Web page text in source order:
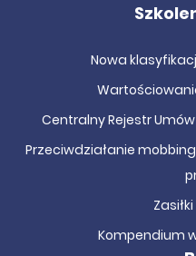
Nowa
Centralny Rejestr
Przeciwdziałanie
Kompendium